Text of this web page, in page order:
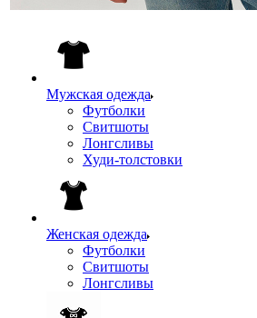
Мужская одежда
Футболки
Свитшоты
Лонгсливы
Худи-толстовки
Женская одежда
Футболки
Свитшоты
Лонгсливы